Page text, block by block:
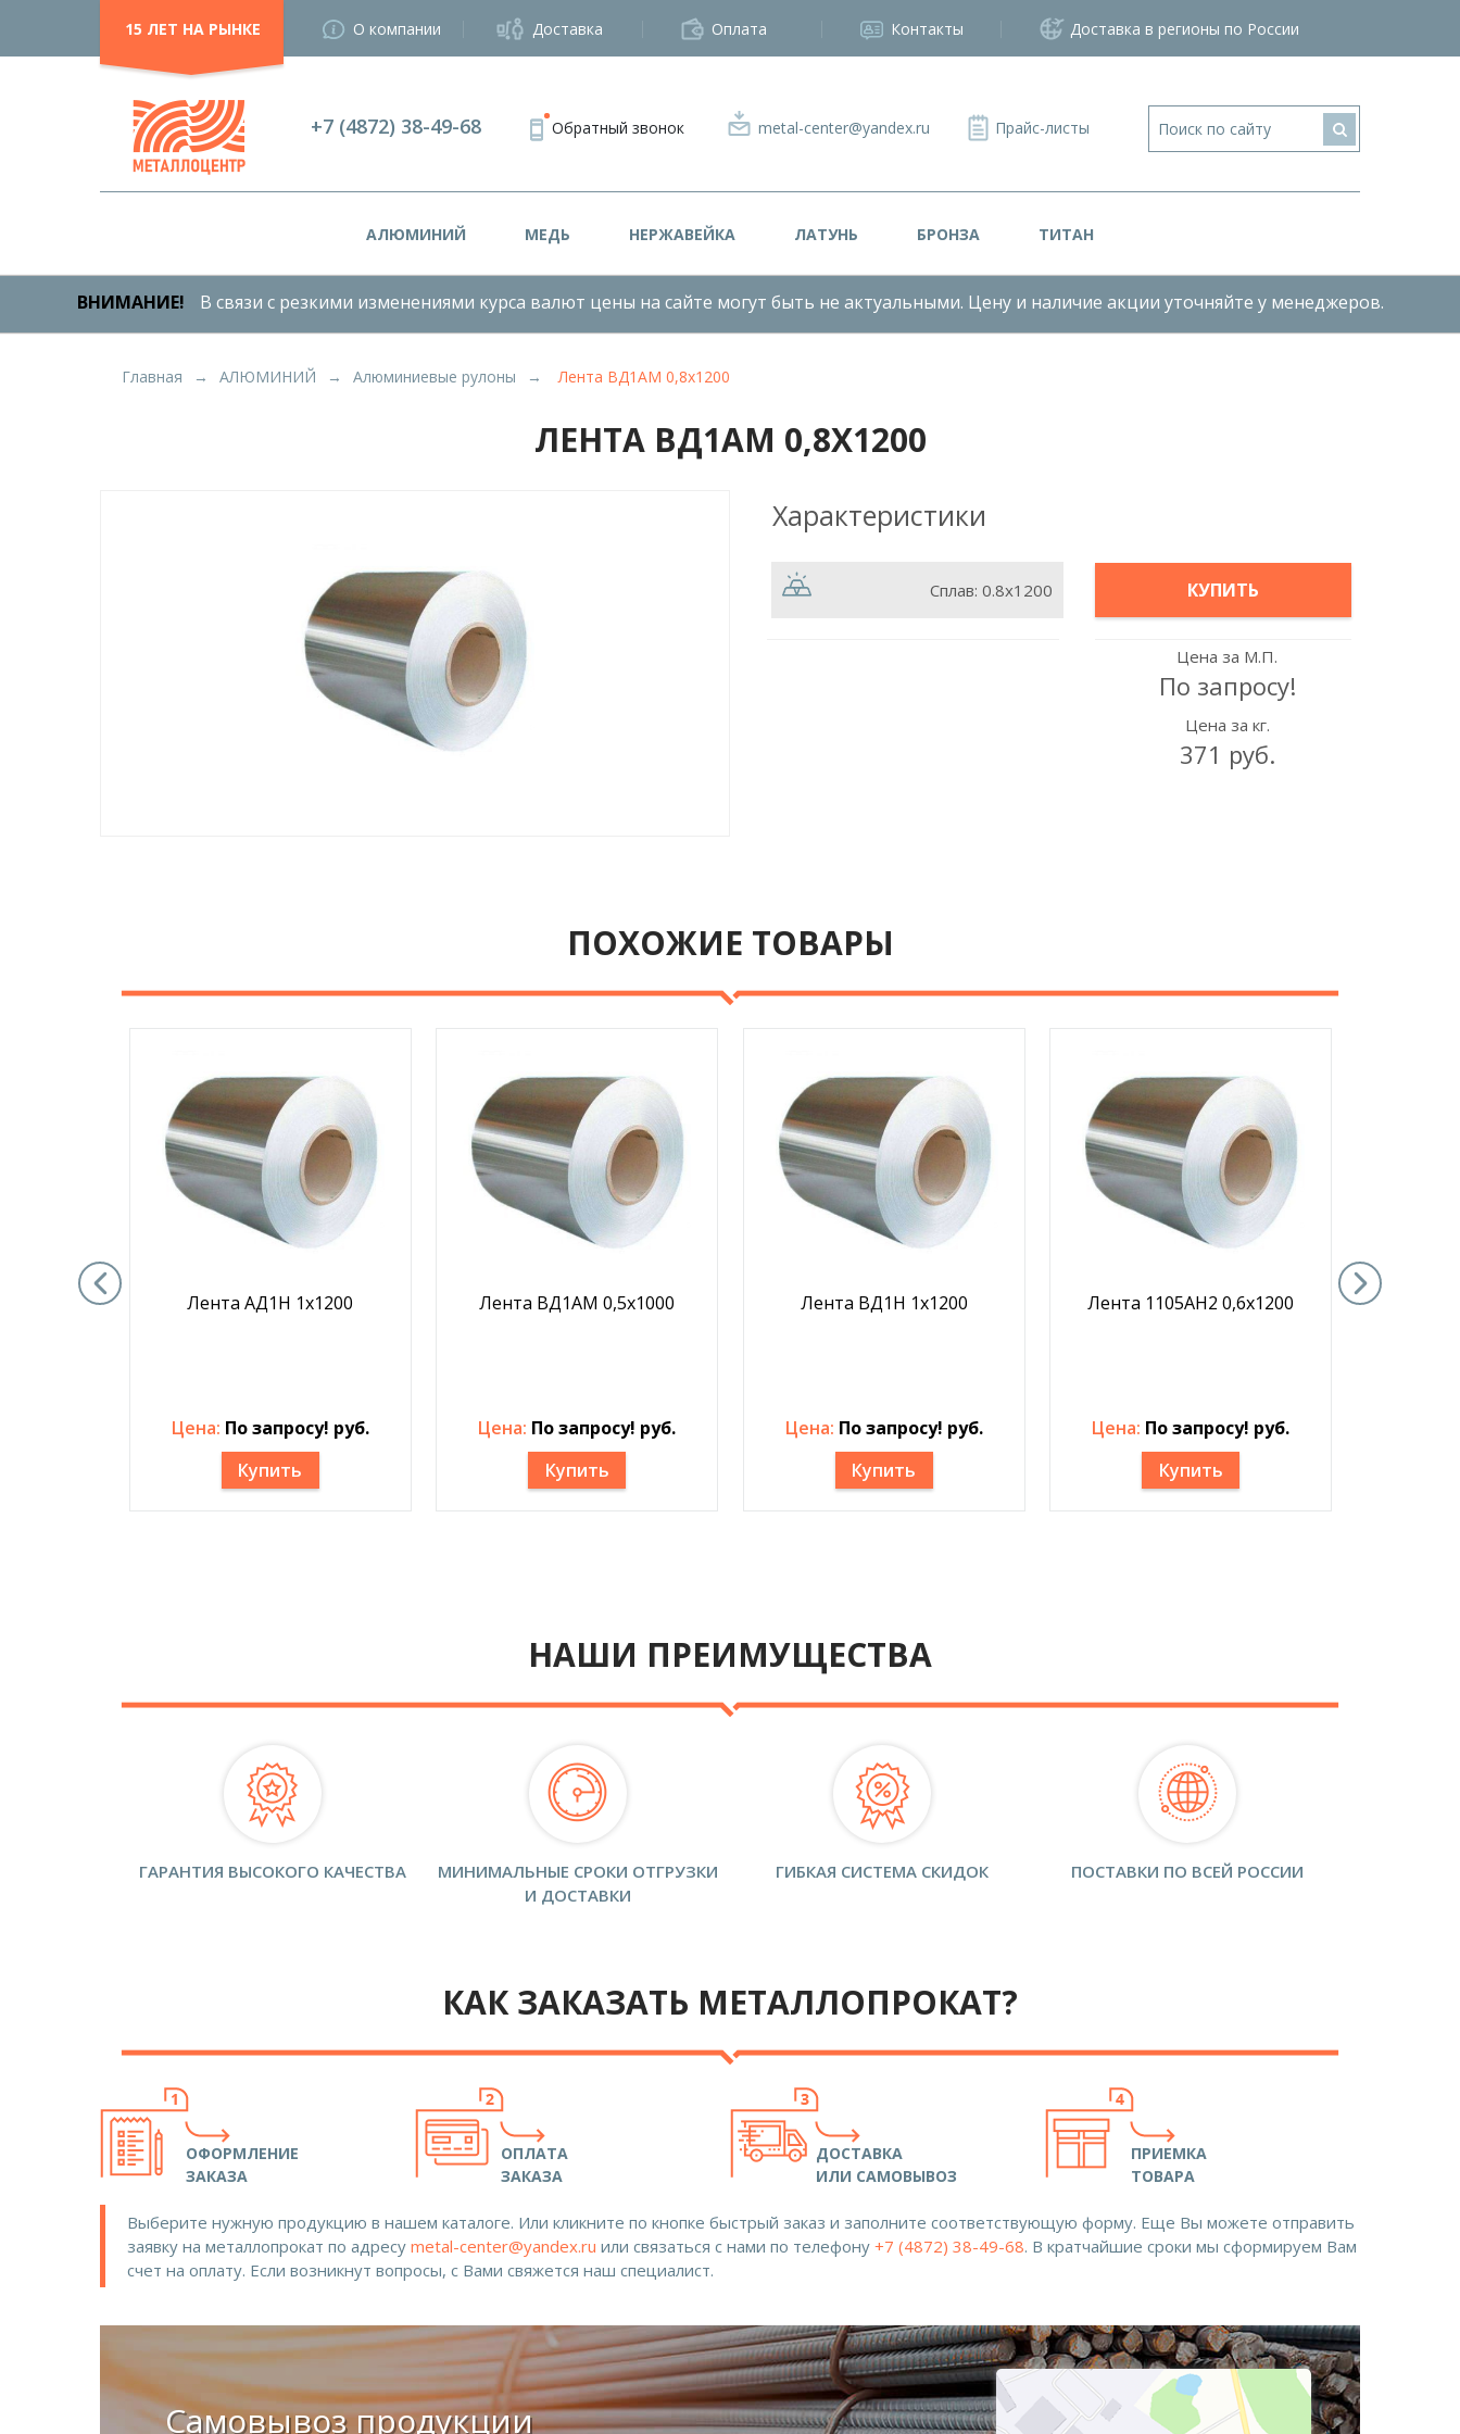
15 ЛЕТ НА РЫНКЕ О компании Доставка Оплата Контакты Доставка в регионы по России
+7 (4872) 38-49-68 Обратный звонок metal-center@yandex.ru Прайс-листы
АЛЮМИНИЙ МЕДЬ НЕРЖАВЕЙКА ЛАТУНЬ БРОНЗА ТИТАН
ВНИМАНИЕ! В связи с резкими изменениями курса валют цены на сайте могут быть не актуальными. Цену и наличие акции уточняйте у менеджеров.
Главная АЛЮМИНИЙ Алюминиевые рулоны Лента ВД1АМ 0,8х1200
ЛЕНТА ВД1АМ 0,8Х1200
Характеристики
Сплав:0.8х1200 КУПИТЬ
Цена за М.П.
По запросу!
Цена за кг.
371 руб.
ПОХОЖИЕ ТОВАРЫ
Лента АД1Н 1х1200
Цена: По запросу! руб.
Купить
Лента ВД1АМ 0,5х1000
Цена: По запросу! руб.
Купить
Лента ВД1Н 1х1200
Цена: По запросу! руб.
Купить
Лента 1105АН2 0,6х1200
Цена: По запросу! руб.
Купить
НАШИ ПРЕИМУЩЕСТВА
ГАРАНТИЯ ВЫСОКОГО КАЧЕСТВА
МИНИМАЛЬНЫЕ СРОКИ ОТГРУЗКИ
И ДОСТАВКИ
ГИБКАЯ СИСТЕМА СКИДОК ПОСТАВКИ ПО ВСЕЙ РОССИИ
КАК ЗАКАЗАТЬ МЕТАЛЛОПРОКАТ?
ОФОРМЛЕНИЕ
ЗАКАЗА
ОПЛАТА
ЗАКАЗА
ДОСТАВКА
ИЛИ САМОВЫВОЗ
ПРИЕМКА
ТОВАРА
Выберите нужную продукцию в нашем каталоге. Или кликните по кнопке быстрый заказ и заполните соответствующую форму. Еще Вы можете отправить
заявку на металлопрокат по адресу metal-center@yandex.ru или связаться с нами по телефону +7 (4872) 38-49-68. В кратчайшие сроки мы сформируем Вам
счет на оплату. Если возникнут вопросы, с Вами свяжется наш специалист.
Самовывоз продукции